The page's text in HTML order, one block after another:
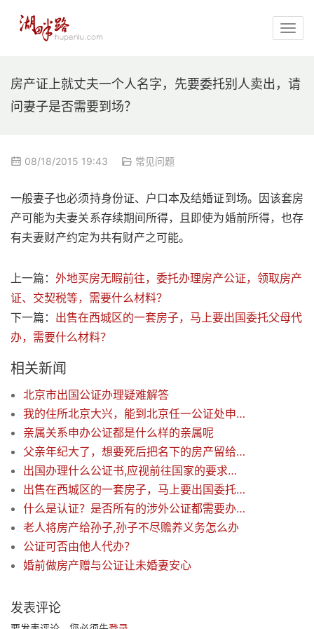
房产证上就丈夫一个人名字，先要委托别人卖出，请
问妻子是否需要到场？
08/18/2015 19:43 常见问题
一般妻子也必须持身份证、户口本及结婚证到场。因该套房
产可能为夫妻关系存续期间所得，且即使为婚前所得，也存
有夫妻财产约定为共有财产之可能。
上一篇： 外地买房无暇前往，委托办理房产公证，领取房产
证、交契税等，需要什么材料？
下一篇： 出售在西城区的一套房子，马上要出国委托父母代
办，需要什么材料？
相关新闻
北京市出国公证办理疑难解答
我的住所北京大兴，能到北京任一公证处申请办理相关公证吗？
亲属关系申办公证都是什么样的亲属呢
父亲年纪大了，想要死后把名下的房产留给儿子，自己写了一份遗嘱，请问是否需要公证?
出国办理什么公证书,应视前往国家的要求来办公证
出售在西城区的一套房子，马上要出国委托父母代办，需要什么材料？
什么是认证？是否所有的涉外公证都需要办理认证?
老人将房产给孙子,孙子不尽赡养义务怎么办
公证可否由他人代办？
婚前做房产赠与公证让未婚妻安心
发表评论